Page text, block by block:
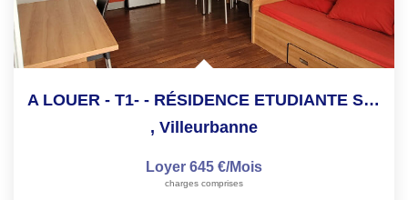
A LOUER - T1- - RÉSIDENCE ETUDIANTE SECURISE
, Villeurbanne
Loyer 645 €/mois
charges comprises